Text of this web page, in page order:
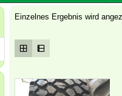
Einzelnes Ergebnis wird